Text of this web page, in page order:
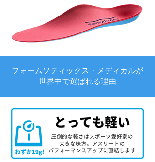
フォームソティックス・メディカルが
世界中で選ばれる理由